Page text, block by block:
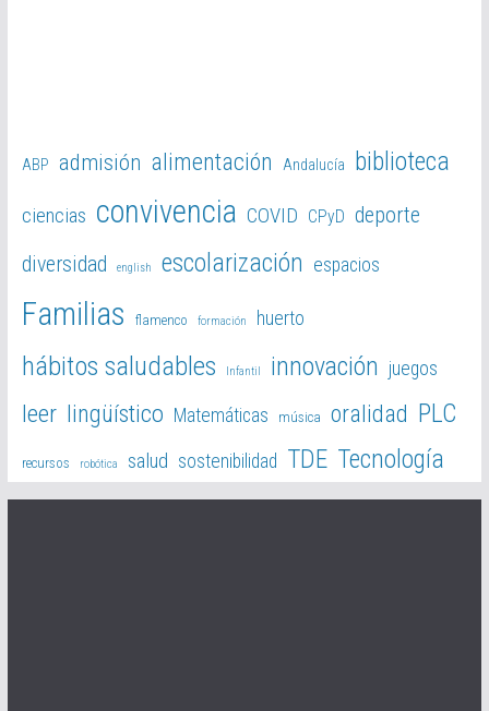
ABP admisión alimentación Andalucía biblioteca
ciencias convivencia COVID CPyD deporte
diversidad english escolarización espacios
Familias flamenco formación huerto
hábitos saludables Infantil innovación juegos
leer lingüístico Matemáticas música oralidad PLC
recursos robótica salud sostenibilidad TDE Tecnología